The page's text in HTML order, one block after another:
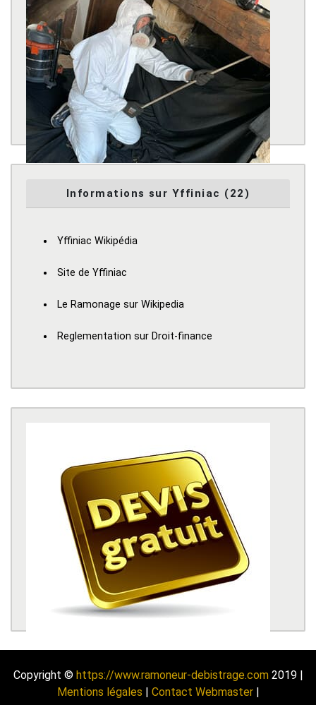
Informations sur Yffiniac (22)
Yffiniac Wikipédia
Site de Yffiniac
Le Ramonage sur Wikipedia
Reglementation sur Droit-finance
Copyright © https://www.ramoneur-debistrage.com2019 |
Mentions légales
Contact Webmaster|